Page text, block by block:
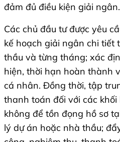
đảm đủ điều kiện giải ngân.
Các chủ đầu tư được yêu
kế hoạch giải ngân chi tiết
thầu và từng tháng; xác
hiện, thời hạn hoàn thành
cá nhân. Đồng thời, tập
thanh toán đối với các
không để tồn đọng hồ sơ
lý dự án hoặc nhà thầu;